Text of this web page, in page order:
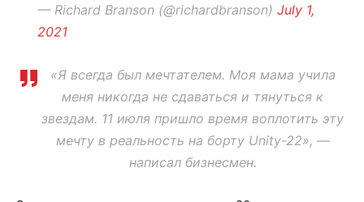
— Richard Branson (@richardbranson) July 1,
2021
«Я всегда был мечтателем. Моя мама учила
меня никогда не сдаваться и тянуться к
звездам. 11 июля пришло время воплотить эту
мечту в реальность на борту Unity-22», —
написал бизнесмен.